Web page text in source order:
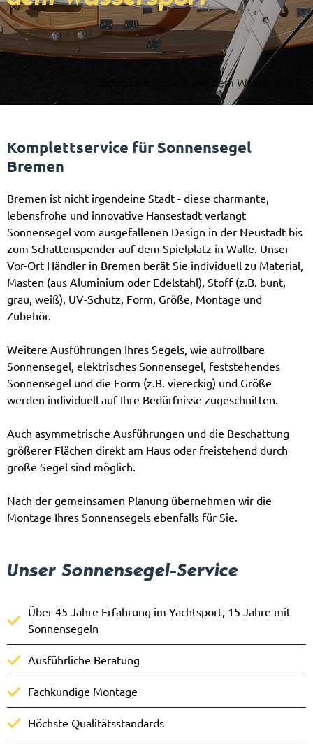
Bewährte Technik aus dem Wassersport
Komplettservice für Sonnensegel
Bremen
Bremen ist nicht irgendeine Stadt - diese charmante,
lebensfrohe und innovative Hansestadt verlangt
Sonnensegel vom ausgefallenen Design in der Neustadt bis
zum Schattenspender auf dem Spielplatz in Walle. Unser
Vor-Ort Händler in Bremen berät Sie individuell zu Material,
Masten (aus Aluminium oder Edelstahl), Stoff (z.B. bunt,
grau, weiß), UV-Schutz, Form, Größe, Montage und
Zubehör.
Weitere Ausführungen Ihres Segels, wie aufrollbare
Sonnensegel, elektrisches Sonnensegel, feststehendes
Sonnensegel und die Form (z.B. viereckig) und Größe
werden individuell auf Ihre Bedürfnisse zugeschnitten.
Auch asymmetrische Ausführungen und die Beschattung
größerer Flächen direkt am Haus oder freistehend durch
große Segel sind möglich.
Nach der gemeinsamen Planung übernehmen wir die
Montage Ihres Sonnensegels ebenfalls für Sie.
Unser Sonnensegel-Service
Über 45 Jahre Erfahrung im Yachtsport, 15 Jahre mit
Sonnensegeln
Ausführliche Beratung
Fachkundige Montage
Höchste Qualitätsstandards